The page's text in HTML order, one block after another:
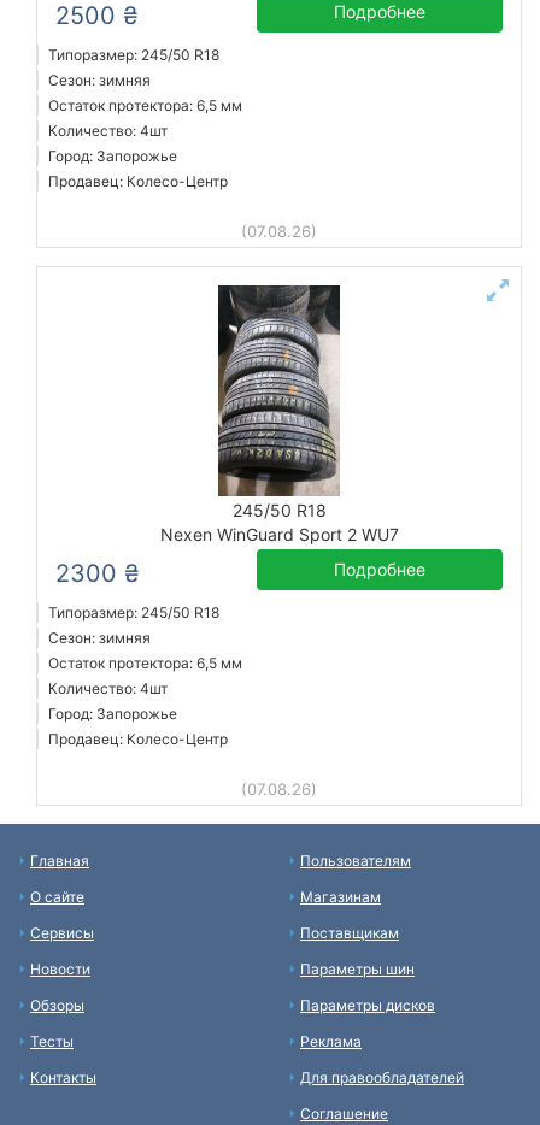
2500 ₴ Подробнее
Типоразмер: 245/50 R18
Сезон: зимняя
Остаток протектора: 6,5 мм
Количество: 4шт
Город: Запорожье
Продавец: Колесо-Центр
(07.08.26)
245/50 R18
Nexen WinGuard Sport 2 WU7
2300 ₴ Подробнее
Типоразмер: 245/50 R18
Сезон: зимняя
Остаток протектора: 6,5 мм
Количество: 4шт
Город: Запорожье
Продавец: Колесо-Центр
(07.08.26)
Главная
О сайте
Сервисы
Новости
Обзоры
Тесты
Контакты
Пользователям
Магазинам
Поставщикам
Параметры шин
Параметры дисков
Реклама
Для правообладателей
Соглашение